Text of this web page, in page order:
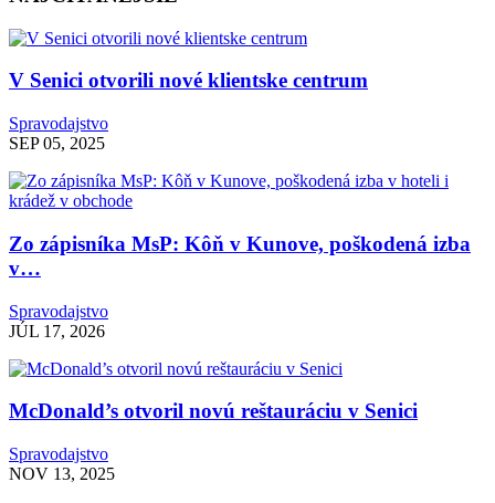
V Senici otvorili nové klientske centrum
Spravodajstvo
SEP 05, 2025
Zo zápisníka MsP: Kôň v Kunove, poškodená izba
v…
Spravodajstvo
JÚL 17, 2026
McDonald’s otvoril novú reštauráciu v Senici
Spravodajstvo
NOV 13, 2025